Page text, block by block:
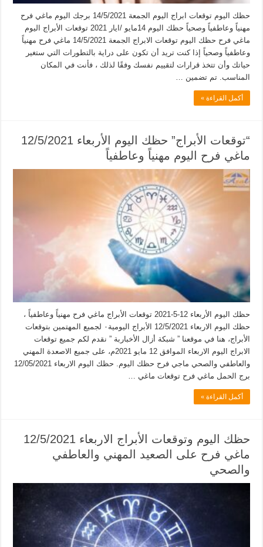
حظك اليوم توقعات ابراج اليوم الجمعة 14/5/2021 برجك اليوم ماغي فرح
مهنياً وعاطفياً وصحياً حظك اليوم 14مايو /ايار 2021 توقعات الأبراج اليوم
ماغي فرح حظك اليوم توقعات الابراج الجمعة 14/5/2021 ماغي فرح مهنياً
وعاطفياً وصحياً إذا كنت تريد أن تكون على دراية بالتطورات التي ستغير
حياتك وأن تتخذ قرارات لتقييم نفسك وفقًا لذلك ، فأنت في المكان
المناسب. تم تضمين …
أكمل القراءة »
“توقعات الأبراج” حظك اليوم الأربعاء 12/5/2021
ماغي فرح اليوم مهنياً وعاطفياً
حظك اليوم الأربعاء 12-5-2021 توقعات الأبراج ماغي فرح مهنياً وعاطفياً ،
حظك اليوم الاربعاء 12/5/2021 الأبراج اليومية٠ لجميع المهتمين بتوقعات
الأبراج، هنا في موقعنا ” شبكة أزال الأخباربة ” نقدم لكم جميع توقعات
الابراج اليوم الاربعاء الموافق 12 مايو 2021م، على جميع الاصعدة المهني
والعاطفي والصحي ماجي فرح حظك اليوم. حظك اليوم الاربعاء 12/05/2021
برج الحمل ماغي فرح توقعات ماغي …
أكمل القراءة »
حظك اليوم وتوقعات الأبراج الاربعاء 12/5/2021
ماغي فرح على الصعيد المهني والعاطفي
والصحي